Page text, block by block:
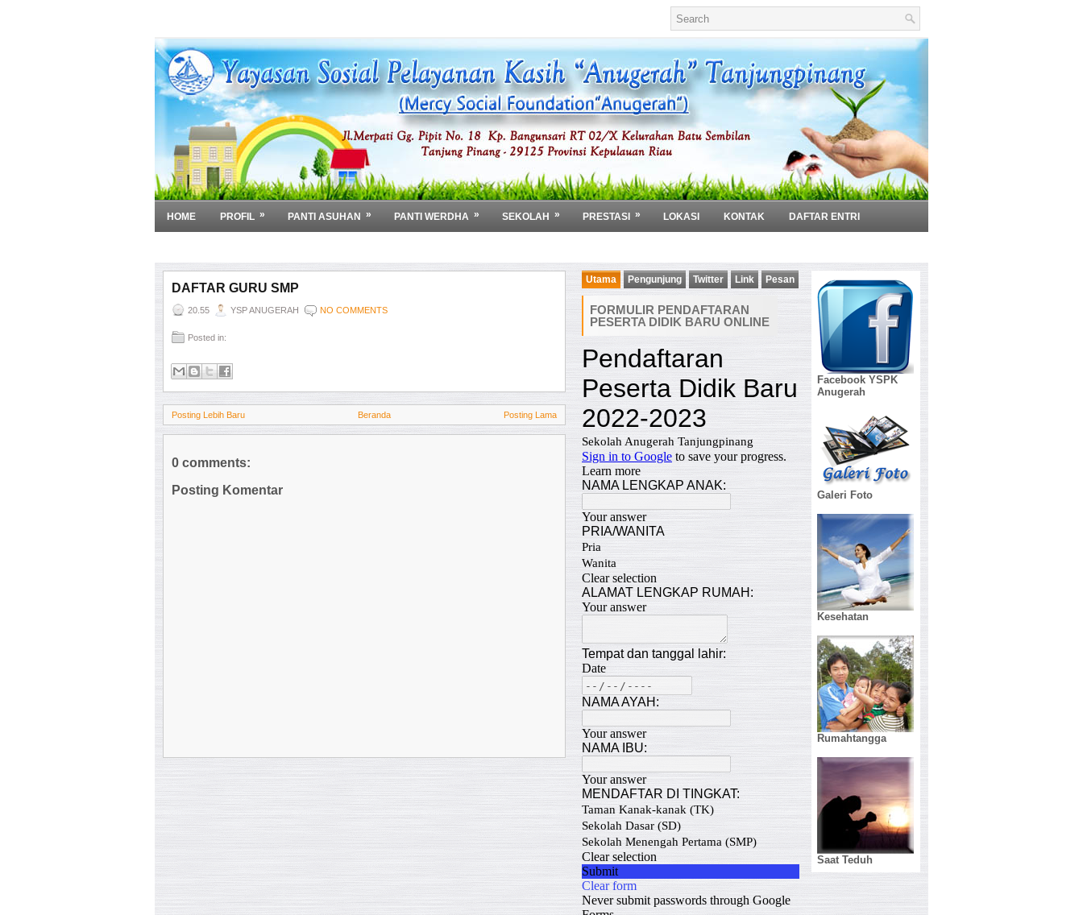
HOME PROFIL » PANTI ASUHAN » PANTI WERDHA » SEKOLAH » PRESTASI » LOKASI KONTAK DAFTAR ENTRI
DAFTAR GURU SMP
20.55 YSP ANUGERAH NO COMMENTS
Posted in:
Posting Lebih Baru Posting Lama
Beranda
0 comments:
Posting Komentar
Utama Pengunjung Twitter Link Pesan
FORMULIR PENDAFTARAN
PESERTA DIDIK BARU ONLINE
Facebook YSPK
Anugerah
Galeri Foto
Kesehatan
Rumahtangga
Saat Teduh